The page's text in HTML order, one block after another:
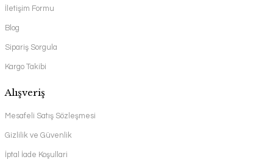
İletişim Formu
Blog
Sipariş Sorgula
Kargo Takibi
Alışveriş
Mesafeli Satış Sözleşmesi
Gizlilik ve Güvenlik
İptal İade Koşullari